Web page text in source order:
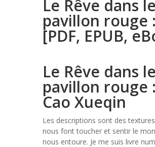
Le Rêve dans le
pavillon rouge :
[PDF, EPUB,
Le Rêve dans le
pavillon rouge :
Cao Xueqin
Les descriptions sont des
nous font toucher et sentir le
nous entoure. Je me suis livre